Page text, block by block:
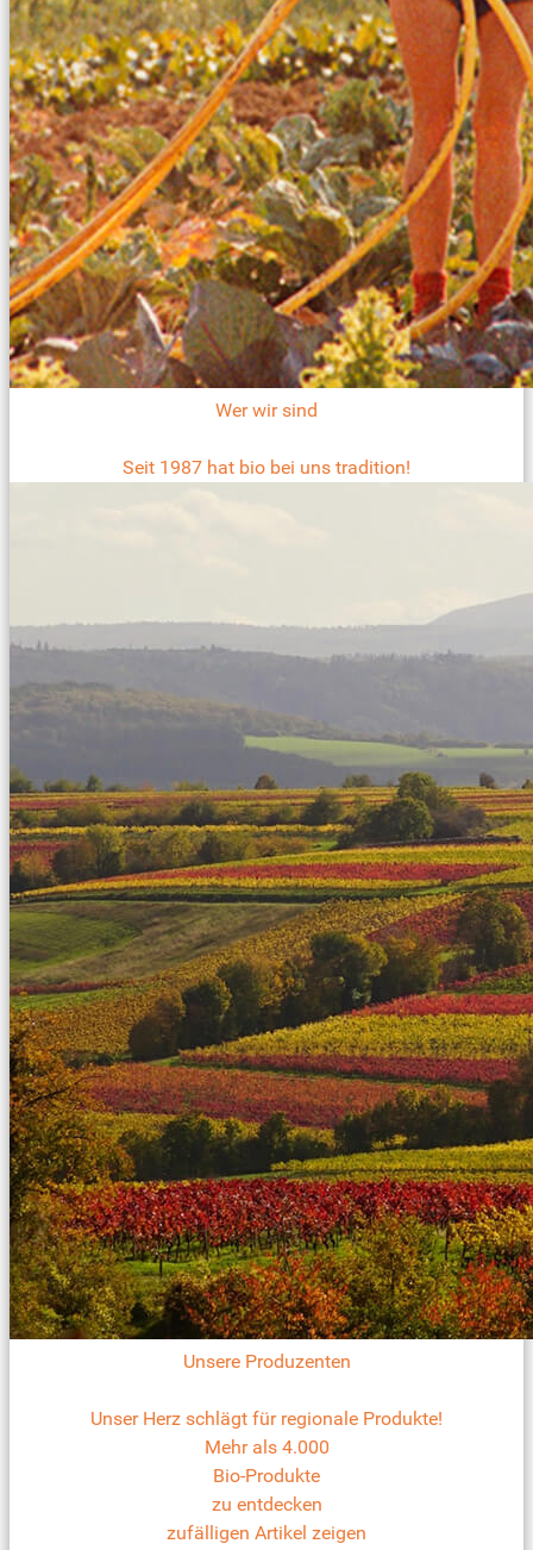
Wer wir sind
Seit 1987 hat bio bei uns tradition!
Unsere Produzenten
Unser Herz schlägt für regionale Produkte!
Mehr als 4.000
Bio-Produkte
zu entdecken
zufälligen Artikel zeigen